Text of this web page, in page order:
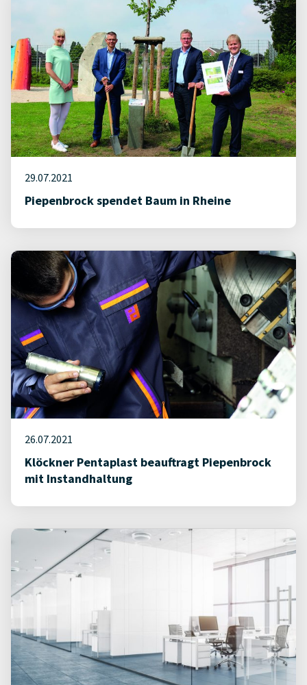
29.07.2021
Piepenbrock spendet Baum in Rheine
26.07.2021
Klöckner Pentaplast beauftragt Piepenbrock
mit Instandhaltung